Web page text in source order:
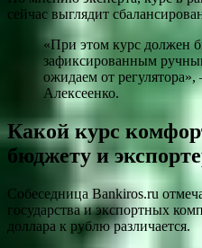
сейчас выглядит
«При этом курс должен
зафиксированным
ожидаем от
Алексеенко.
Какой курс
бюджету и
Собеседница Bankiros.ru
государства и экспортных
доллара к рублю различается.